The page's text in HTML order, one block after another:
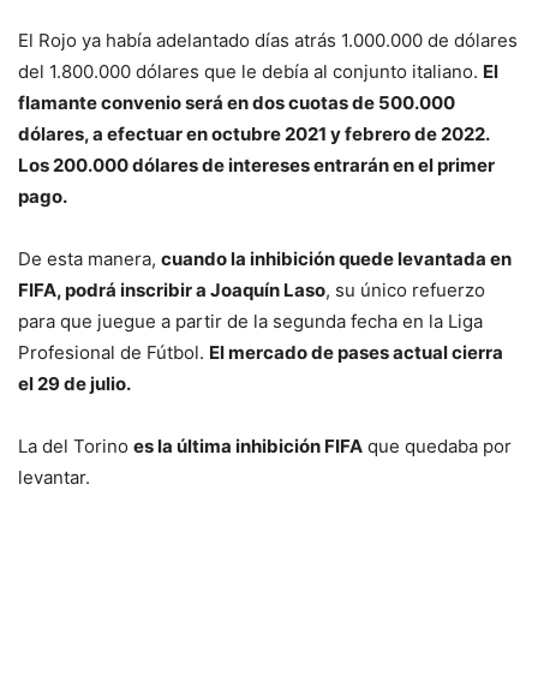
El Rojo ya había adelantado días atrás 1.000.000 de dólares
del 1.800.000 dólares que le debía al conjunto italiano. El
flamante convenio será en dos cuotas de 500.000
dólares, a efectuar en octubre 2021 y febrero de 2022.
Los 200.000 dólares de intereses entrarán en el primer
pago.
De esta manera, cuando la inhibición quede levantada en
FIFA, podrá inscribir a Joaquín Laso, su único refuerzo
para que juegue a partir de la segunda fecha en la Liga
Profesional de Fútbol. El mercado de pases actual cierra
el 29 de julio.
La del Torino es la última inhibición FIFA que quedaba por
levantar.